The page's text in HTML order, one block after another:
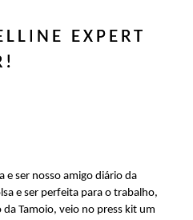
EXPERT
e ser nosso amigo diário da
e ser perfeita para o trabalho,
Tamoio, veio no press kit um